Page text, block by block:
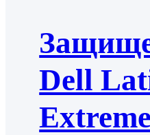
Dell
Extreme